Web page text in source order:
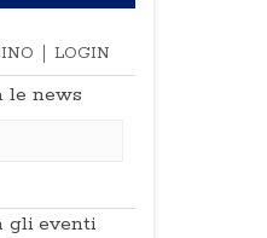
LOGIN
le news
gli eventi